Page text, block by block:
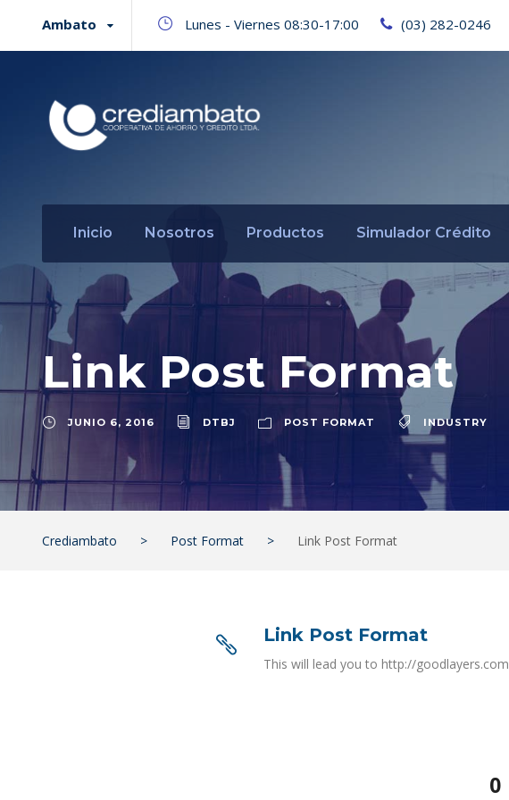
Ambato Lunes - Viernes 08:30-17:00 (03) 282-0246
Inicio Nosotros Productos Simulador Crédito
Link Post Format
JUNIO 6, 2016 DTBJ POST FORMAT INDUSTRY
Crediambato > Post Format > Link Post Format
Link Post Format
This will lead you to http://goodlayers.com
0